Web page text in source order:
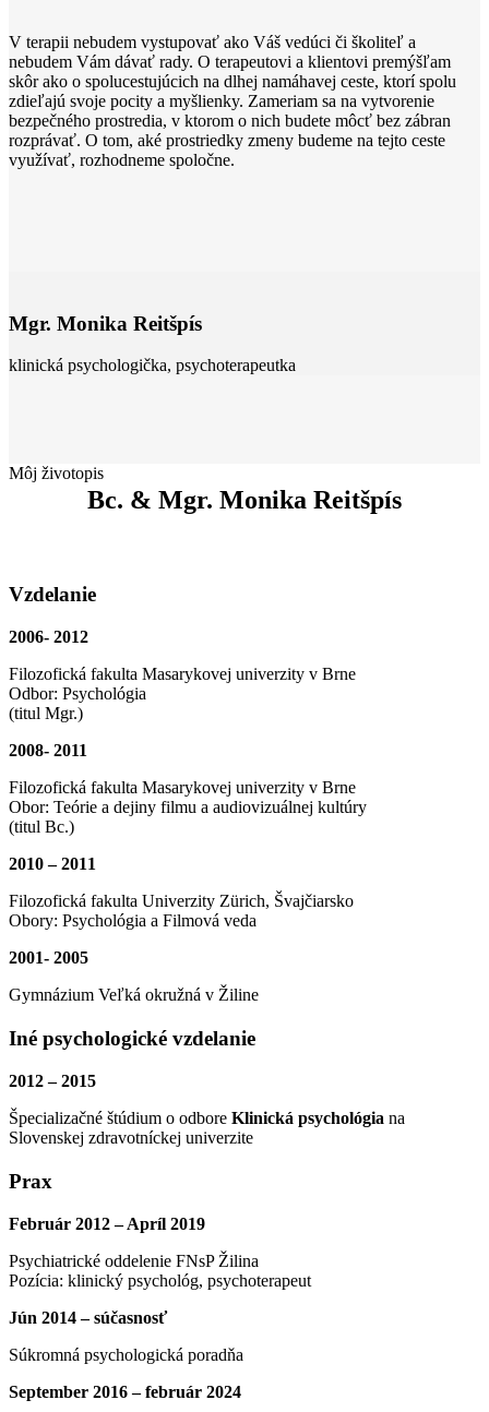
V terapii nebudem vystupovať ako Váš vedúci či školiteľ a
nebudem Vám dávať rady. O terapeutovi a klientovi premýšľam
skôr ako o spolucestujúcich na dlhej namáhavej ceste, ktorí spolu
zdieľajú svoje pocity a myšlienky. Zameriam sa na vytvorenie
bezpečného prostredia, v ktorom o nich budete môcť bez zábran
rozprávať. O tom, aké prostriedky zmeny budeme na tejto ceste
využívať, rozhodneme spoločne.
Mgr. Monika Reitšpís
klinická psychologička, psychoterapeutka
Môj životopis
Bc. & Mgr. Monika Reitšpís
Vzdelanie
2006- 2012
Filozofická fakulta Masarykovej univerzity v Brne
Odbor: Psychológia
(titul Mgr.)
2008- 2011
Filozofická fakulta Masarykovej univerzity v Brne
Obor: Teórie a dejiny filmu a audiovizuálnej kultúry
(titul Bc.)
2010 – 2011
Filozofická fakulta Univerzity Zürich, Švajčiarsko
Obory: Psychológia a Filmová veda
2001- 2005
Gymnázium Veľká okružná v Žiline
Iné psychologické vzdelanie
2012 – 2015
Špecializačné štúdium o odbore Klinická psychológia na
Slovenskej zdravotníckej univerzite
Prax
Február 2012 – Apríl 2019
Psychiatrické oddelenie FNsP Žilina
Pozícia: klinický psychológ, psychoterapeut
Jún 2014 – súčasnosť
Súkromná psychologická poradňa
September 2016 – február 2024